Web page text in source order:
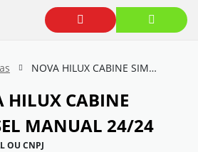
NOVA HILUX CABINE SIMPLES DIESEL MANUAL 24/24
HILUX CABINE
MANUAL 24/24
OU CNPJ